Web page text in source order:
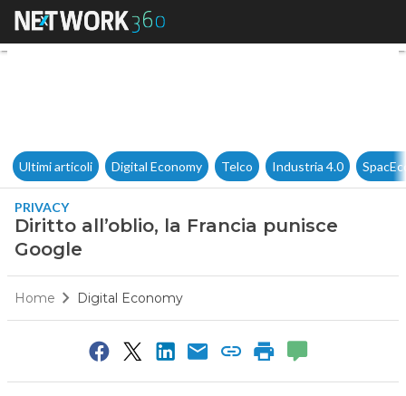
Diritto all’oblio, la Francia
Ultimi articoli Digital Economy Telco Industria 4.0
PRIVACY
Diritto all’oblio, la Francia punisce
Google
Home Digital Economy